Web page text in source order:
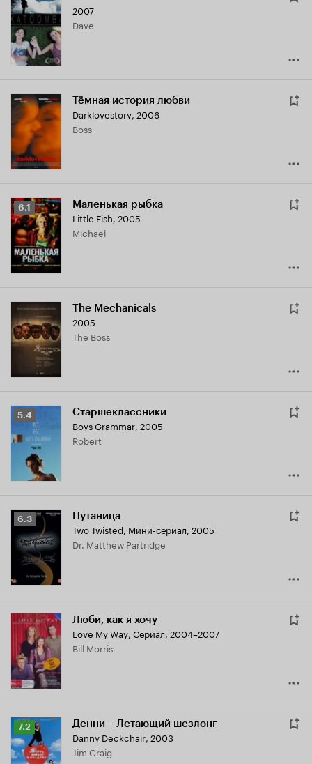
2007
Dave
Тёмная история любви
Darklovestory, 2006
Boss
Рейтинг
Кинопоиска
6.1
6.1 Маленькая рыбка
Little Fish, 2005
Michael
The Mechanicals
2005
The Boss
Рейтинг
Кинопоиска
5.4
5.4 Старшеклассники
Boys Grammar, 2005
Robert
Рейтинг
Кинопоиска
6.3
6.3 Путаница
Two Twisted, Мини-сериал, 2005
Dr. Matthew Partridge
Люби, как я хочу
Love My Way, Сериал, 2004–2007
Bill Morris
Рейтинг
Кинопоиска
7.2
7.2 Денни – Летающий шезлонг
Danny Deckchair, 2003
Jim Craig